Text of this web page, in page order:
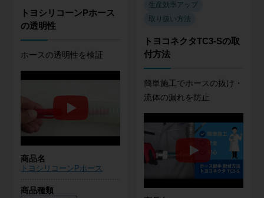
トヨシリコーンPホース
の透明性
ホースの透明性を検証
商品名
トヨシリコーンPホース
商品種類
生産効率アップ
取り扱い方法
トヨコネクタTC3-Sの取
付方法
簡単施工でホースの抜け・
流体の漏れを防止